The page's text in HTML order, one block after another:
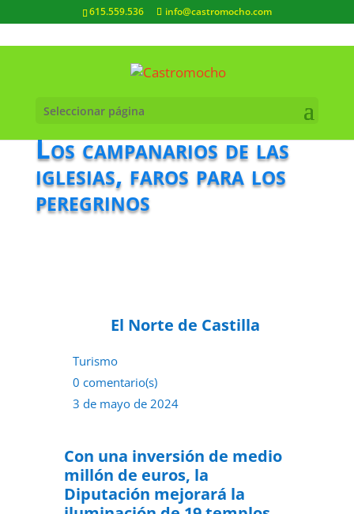
615.559.536 info@castromocho.com
Seleccionar página
Los campanarios de las
iglesias, faros para los
peregrinos
El Norte de Castilla
Turismo
0 comentario(s)
3 de mayo de 2024
Con una inversión de medio
millón de euros, la
Diputación mejorará la